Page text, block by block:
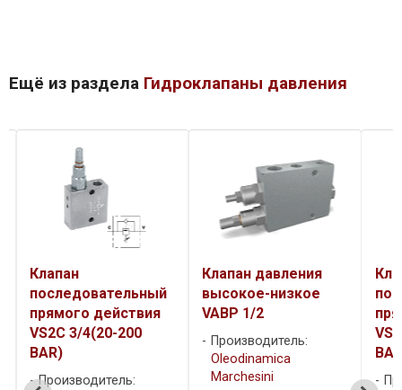
Ещё из раздела Гидроклапаны давления
Клапан давления
высокое-низкое
VABP 1/2
Производитель:
Oleodinamica
Marchesini
Клапан
последовательный
прямого действия
VS2C 3/4 (50-400
BAR)
Производитель: